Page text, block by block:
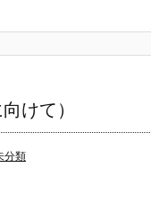
けて）
分類